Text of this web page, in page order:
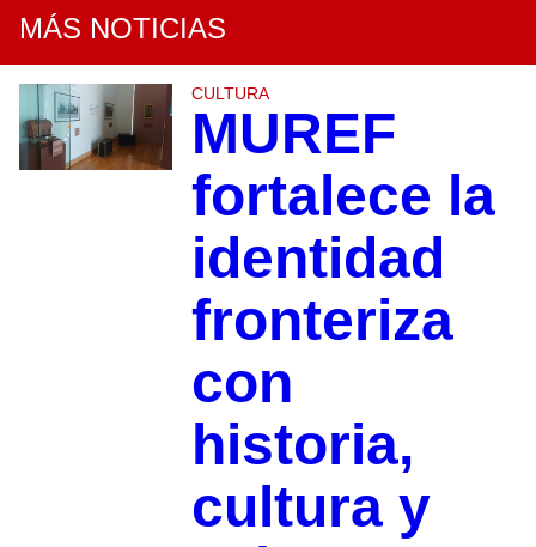
MÁS NOTICIAS
CULTURA
MUREF
fortalece la
identidad
fronteriza
con
historia,
cultura y